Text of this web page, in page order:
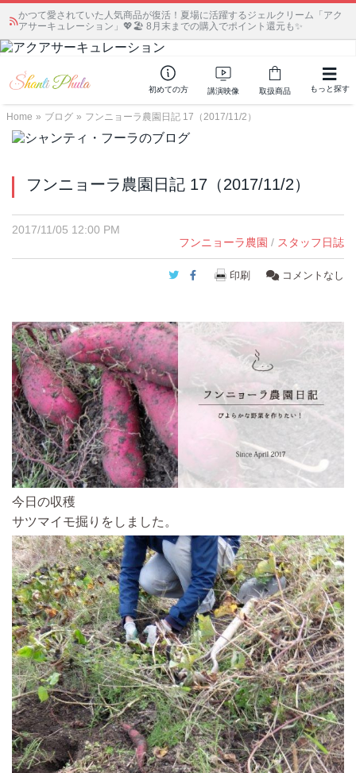
かつて愛されていた人気商品が復活！夏場に活躍するジェルクリーム「アク
アサーキュレーション」💖🏖️ 8月末までの購入でポイント還元も✨
初めての方 講演映像 取扱商品 もっと探す
Home » ブログ » フンニョーラ農園日記 17（2017/11/2）
フンニョーラ農園日記 17（2017/11/2）
2017/11/05 12:00 PM
フンニョーラ農園 / スタッフ日誌
Twitter
Facebook
印刷 コメントなし
今日の収穫
サツマイモ掘りをしました。